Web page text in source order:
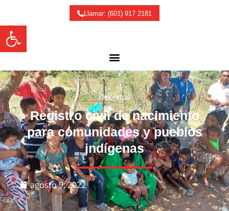
Abrir barra de herramientas
Llamar: (601) 917 2181
Decretos
Registro civil de nacimiento
para comunidades y pueblos
indígenas
agosto 9, 2022